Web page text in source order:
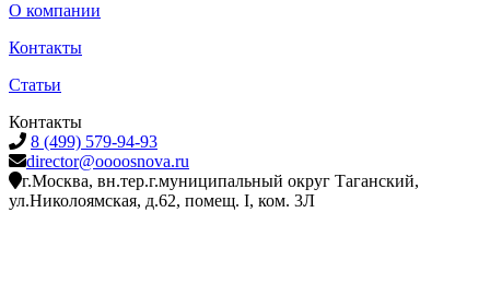
О компании
Контакты
Статьи
Контакты
8 (499) 579-94-93
director@oooosnova.ru
г.Москва, вн.тер.г.муниципальный округ Таганский,
ул.Николоямская, д.62, помещ. I, ком. 3Л